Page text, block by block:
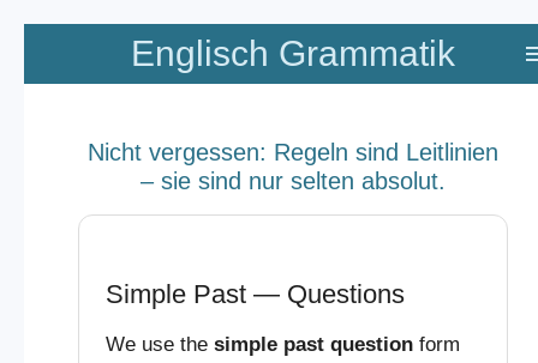
Zum
springen
Englisch Grammatik
Nicht vergessen: Regeln sind Leitlinien
– sie sind nur selten absolut.
Simple Past — Questions
We use the simple past questionform